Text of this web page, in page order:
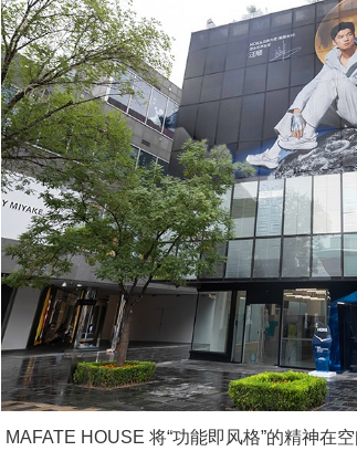
MAFATE HOUSE 将“功能即风格”的精神在